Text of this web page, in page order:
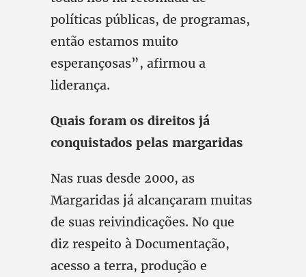
políticas públicas, de programas,
então estamos muito
esperançosas”, afirmou a
liderança.
Quais foram os direitos já
conquistados pelas margaridas
Nas ruas desde 2000, as
Margaridas já alcançaram muitas
de suas reivindicações. No que
diz respeito à Documentação,
acesso a terra, produção e